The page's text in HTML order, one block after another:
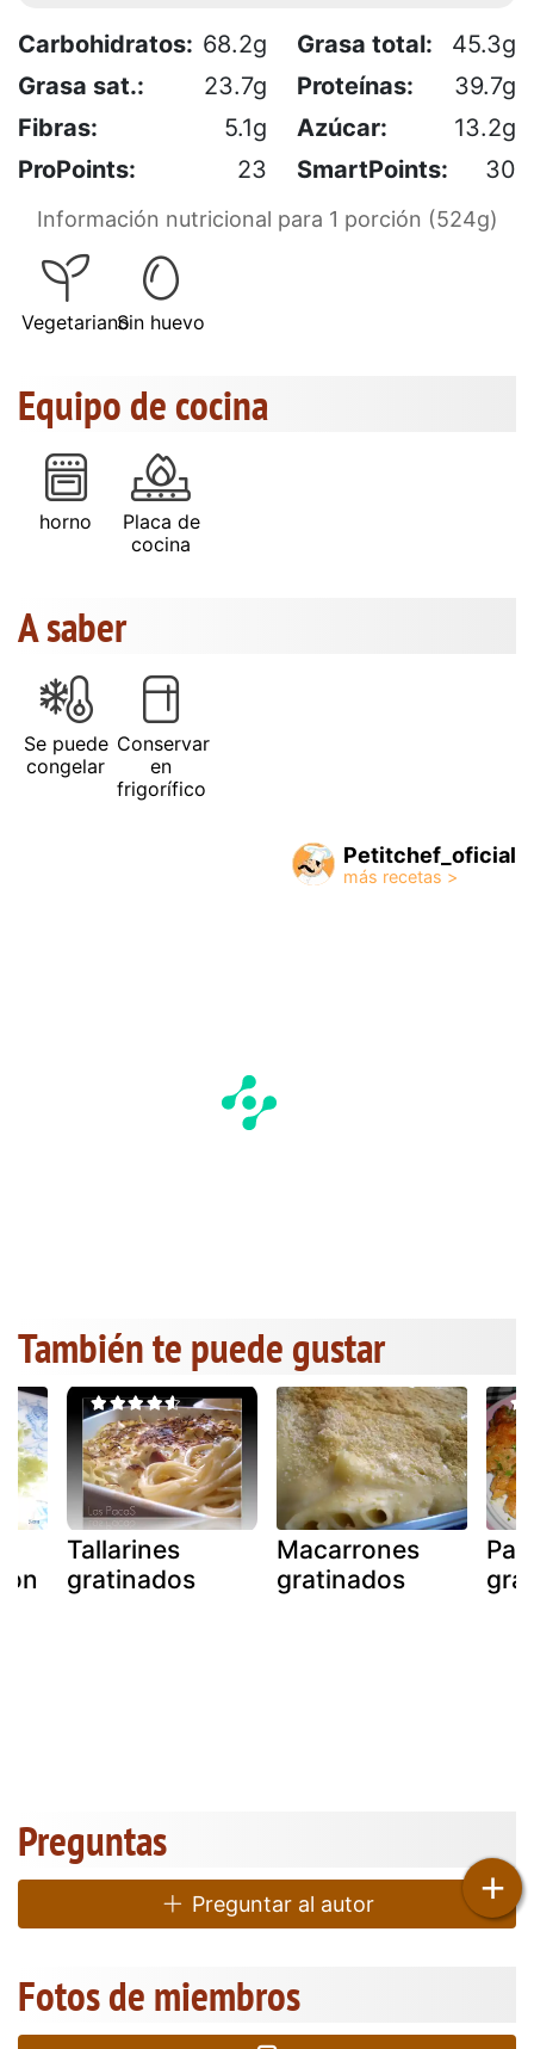
Carbohidratos: 68.2g Grasa total:
45.3g
Grasa sat.:
23.7g Proteínas:
39.7g
Fibras:
5.1g Azúcar:
13.2g
ProPoints:
23 SmartPoints: 30
Información nutricional para 1 porción (524g)
VegetarianoSin huevo
Equipo de cocina
horno
Placa de
cocina
A saber
Se puede
congelar
Conservar
en
frigorífico
Petitchef_oficial
También te puede gustar
Tallarines
gratinados
Macarrones
gratinados
Preguntas
Preguntar al autor
Fotos de miembros
+